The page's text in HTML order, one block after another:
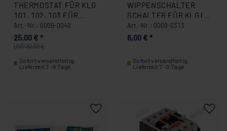
THERMOSTAT FÜR KLG
101, 102, 103 FÜR
KONTAKTGRILL / 50 -
270 °C 0009-0040
Art.-Nr.: 0009-0040
UVP 30,00 €
25,00 € *
Sofort versandfertig,
Lieferzeit 7 -9 Tage
WIPPENSCHALTER
SCHALTER FÜR KLG (6
PIN 6) 0009-0313
Art.-Nr.: 0009-0313
6,00 € *
Sofort versandfertig,
Lieferzeit 7 -9 Tage